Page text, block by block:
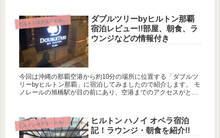
ヒルトンホテル・ヒルトンオナーズ
ダブルツリーbyヒルトン那覇
宿泊レビュー!!部屋、朝食、ラ
ウンジなどの情報付き
今回は沖縄の那覇空港から約10分の場所に位置する「ダブルツ
リーbyヒルトン那覇」に宿泊してみましたので紹介します。 モ
ノレールの旭橋駅が目の前にあり、空港までのアクセスがとて
ヒルトンホテル・ヒルトンオナーズ
ヒルトン ハノイ オペラ宿泊
記！ラウンジ・朝食を紹介!!